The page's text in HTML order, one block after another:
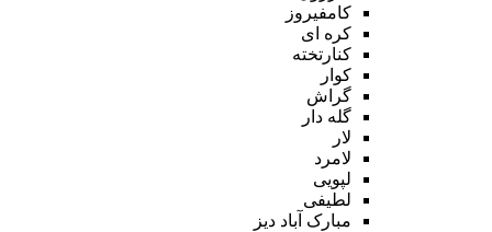
کامفیروز
کره ای
کنارتخته
کوار
گراش
گله دار
لار
لامرد
لپویی
لطیفی
مبارک آباد دیز